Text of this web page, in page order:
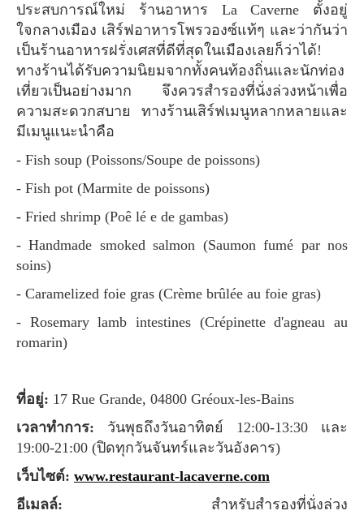
ประสบการณ์ใหม่ ร้านอาหาร La Caverne ตั้งอยู่
ใจกลางเมือง เสิร์ฟอาหารโพรวองซ์แท้ๆ และว่ากันว่า
เป็นร้านอาหารฝรั่งเศสที่ดีที่สุดในเมืองเลยก็ว่าได้!
ทางร้านได้รับความนิยมจากทั้งคนท้องถิ่นและนักท่อง
เที่ยวเป็นอย่างมาก จึงควรสำรองที่นั่งล่วงหน้าเพื่อ
ความสะดวกสบาย ทางร้านเสิร์ฟเมนูหลากหลายและ
มีเมนูแนะนำคือ
- Fish soup (Poissons/Soupe de poissons)
- Fish pot (Marmite de poissons)
- Fried shrimp (Poê lé e de gambas)
- Handmade smoked salmon (Saumon fumé par nos
soins)
- Caramelized foie gras (Crème brûlée au foie gras)
- Rosemary lamb intestines (Crépinette d'agneau au
romarin)
ที่อยู่: 17 Rue Grande, 04800 Gréoux-les-Bains
เวลาทำการ: วันพุธถึงวันอาทิตย์ 12:00-13:30 และ
19:00-21:00 (ปิดทุกวันจันทร์และวันอังคาร)
เว็บไซต์: www.restaurant-lacaverne.com
อีเมลล์: สำหรับสำรองที่นั่งล่วง